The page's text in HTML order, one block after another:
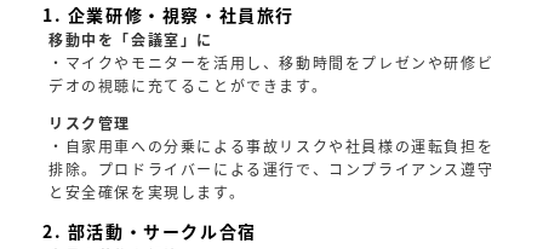
1. 企業研修・視察・社員旅行
移動中を「会議室」に
・マイクやモニターを活用し、移動時間をプレゼンや研修ビ
デオの視聴に充てることができます。
リスク管理
・自家用車への分乗による事故リスクや社員様の運転負担を
排除。プロドライバーによる運行で、コンプライアンス遵守
と安全確保を実現します。
2. 部活動・サークル合宿